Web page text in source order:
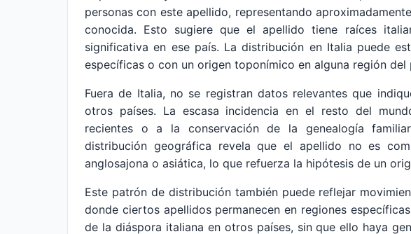
personas con este apellido, representando
conocida. Esto sugiere que el apellido tiene raíces
significativa en ese país. La distribución en Italia puede
específicas o con un origen toponímico en alguna región del
Fuera de Italia, no se registran datos relevantes que
otros países. La escasa incidencia en el resto del
recientes o a la conservación de la genealogía
distribución geográfica revela que el apellido no es
anglosajona o asiática, lo que refuerza la hipótesis de un
Este patrón de distribución también puede reflejar
donde ciertos apellidos permanecen en regiones
de la diáspora italiana en otros países, sin que ello haya